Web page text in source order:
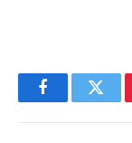
Facebook